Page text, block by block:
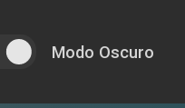
Modo Oscuro